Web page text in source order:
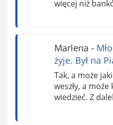
więcej niż
Marlena -
żyje. Był na
Tak, a może
weszły, a
wiedzieć. Z